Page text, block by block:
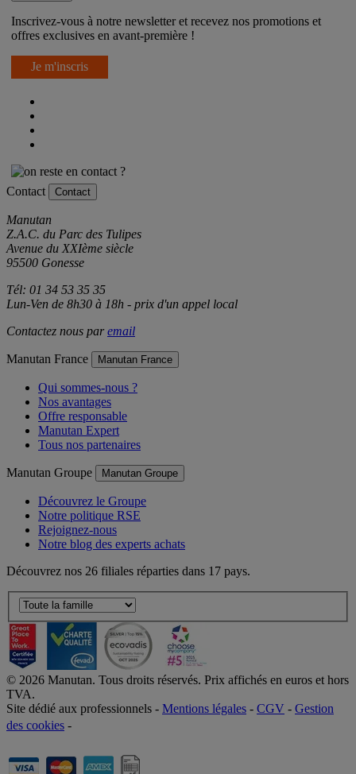
Inscrivez-vous à notre newsletter et recevez nos promotions et
offres exclusives en avant-première !
Je m'inscris
Contact Contact
Manutan
Z.A.C. du Parc des Tulipes
Avenue du XXIème siècle
95500 Gonesse
Tél: 01 34 53 35 35
Lun-Ven de 8h30 à 18h - prix d'un appel local
Contactez nous paremail
Manutan France Manutan France
Qui sommes-nous ?
Nos avantages
Offre responsable
Manutan Expert
Tous nos partenaires
Manutan Groupe Manutan Groupe
Découvrez le Groupe
Notre politique RSE
Rejoignez-nous
Notre blog des experts achats
Découvrez nos 26 filiales réparties dans 17 pays.
© 2026 Manutan. Tous droits réservés. Prix affichés en euros et hors
TVA.
Site dédié aux professionnels - Mentions légales - CGV - Gestion
des cookies -